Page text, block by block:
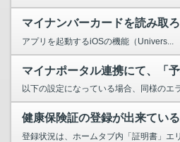
アプリを起動するiOSの機能（Univers...
以下の設定になっている場合、同様のエ
登録状況は、ホームタブ内「証明書」エ